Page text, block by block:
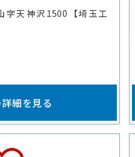
字天神沢1500【埼玉工
細を見る